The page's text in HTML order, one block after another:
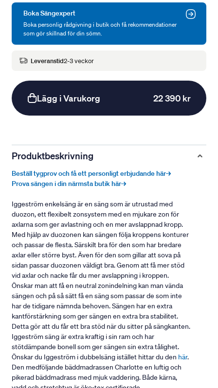
Boka Sängexpert
Boka personlig rådgivning i butik och få rekommendationer
som gör skillnad för din sömn.
Leveranstid2-3 veckor
Lägg i Varukorg 22 390 kr
Produktbeskrivning
Beställ tygprov och få ett personligt erbjudande här→
Prova sängen i din närmsta butik här→
Iggeström enkelsäng är en säng som är utrustad med
duozon, ett flexibelt zonsystem med en mjukare zon för
axlarna som ger avlastning och en mer avslappnad kropp.
Med hjälp av duozonen kan sängen följa kroppens konturer
och passar de flesta. Särskilt bra för den som har bredare
axlar eller större byst. Även för den som gillar att sova på
sidan passar duozonen väldigt bra. Genom att få mer stöd
vid axlar och nacke får du mer avslappning i kroppen.
Önskar man att få en neutral zonindelning kan man vända
sängen och på så sätt få en säng som passar de som inte
har de tidigare nämnda behoven. Sängen har en extra
kantförstärkning som ger sängen en extra bra stabilitet.
Detta gör att du får ett bra stöd när du sitter på sängkanten.
Iggeström säng är extra kraftig i sin ram och har
stötdämpande bonell som ger sängen sin extra tålighet.
Önskar du Iggeström i dubbelsäng istället hittar du den här.
Den medföljande bäddmadrassen Charlotte en luftig och
pikerad bäddmadrass med mjuk vaddering. Både kärna,